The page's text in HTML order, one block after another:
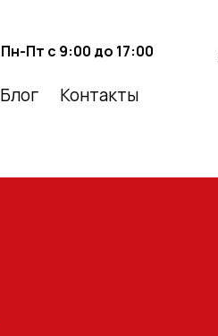
Пн-Пт с 9:00 до 17:00
Блог Контакты